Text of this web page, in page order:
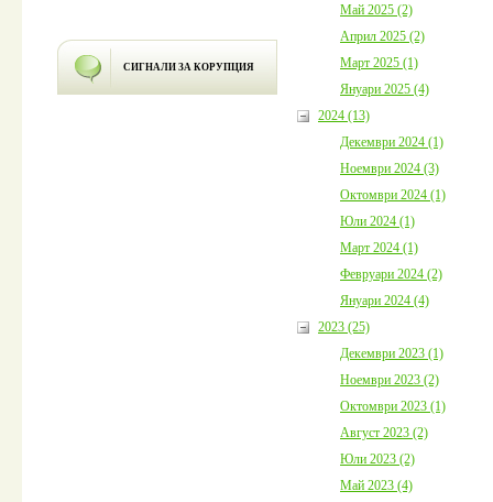
СИГНАЛИ ЗА КОРУПЦИЯ
Май 2025 (2)
Април 2025 (2)
Март 2025 (1)
Януари 2025 (4)
2024 (13)
Декември 2024 (1)
Ноември 2024 (3)
Октомври 2024 (1)
Юли 2024 (1)
Март 2024 (1)
Февруари 2024 (2)
Януари 2024 (4)
2023 (25)
Декември 2023 (1)
Ноември 2023 (2)
Октомври 2023 (1)
Август 2023 (2)
Юли 2023 (2)
Май 2023 (4)